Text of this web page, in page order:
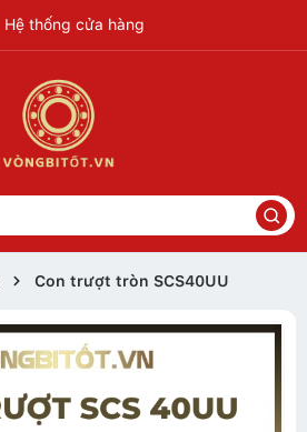
Hệ thống cửa hàng
Con trượt tròn SCS40UU